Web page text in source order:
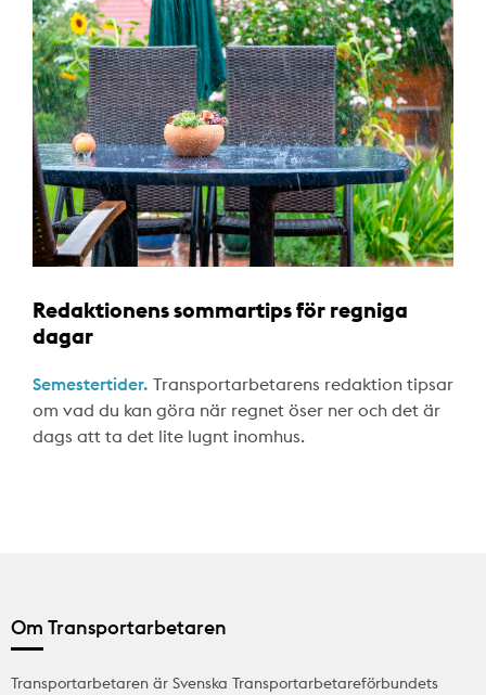
Redaktionens sommartips för regniga
dagar
Semestertider. Transportarbetarens redaktion tipsar
om vad du kan göra när regnet öser ner och det är
dags att ta det lite lugnt inomhus.
Om Transportarbetaren
Transportarbetaren är Svenska Transportarbetareförbundets